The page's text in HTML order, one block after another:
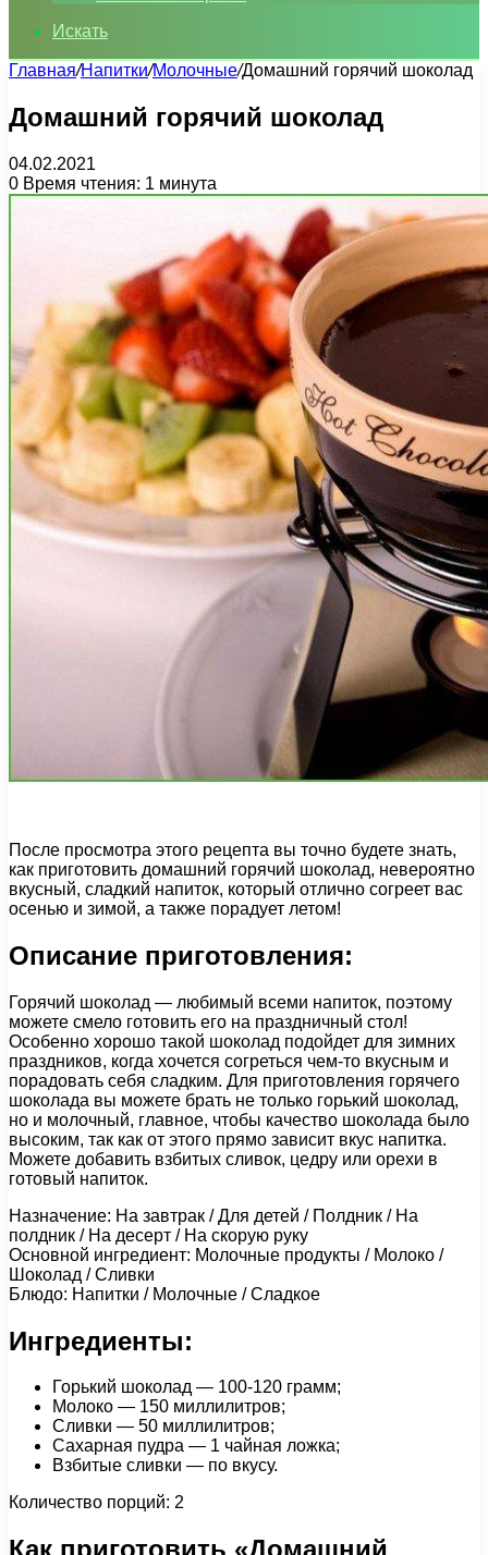
Искать
Главная/Напитки/Молочные/Домашний горячий шоколад
Домашний горячий шоколад
04.02.2021
0 Время чтения: 1 минута
После просмотра этого рецепта вы точно будете знать,
как приготовить домашний горячий шоколад, невероятно
вкусный, сладкий напиток, который отлично согреет вас
осенью и зимой, а также порадует летом!
Описание приготовления:
Горячий шоколад — любимый всеми напиток, поэтому
можете смело готовить его на праздничный стол!
Особенно хорошо такой шоколад подойдет для зимних
праздников, когда хочется согреться чем-то вкусным и
порадовать себя сладким. Для приготовления горячего
шоколада вы можете брать не только горький шоколад,
но и молочный, главное, чтобы качество шоколада было
высоким, так как от этого прямо зависит вкус напитка.
Можете добавить взбитых сливок, цедру или орехи в
готовый напиток.
Назначение: На завтрак / Для детей / Полдник / На
полдник / На десерт / На скорую руку
Основной ингредиент: Молочные продукты / Молоко /
Шоколад / Сливки
Блюдо: Напитки / Молочные / Сладкое
Ингредиенты:
Горький шоколад — 100-120 грамм;
Молоко — 150 миллилитров;
Сливки — 50 миллилитров;
Сахарная пудра — 1 чайная ложка;
Взбитые сливки — по вкусу.
Количество порций: 2